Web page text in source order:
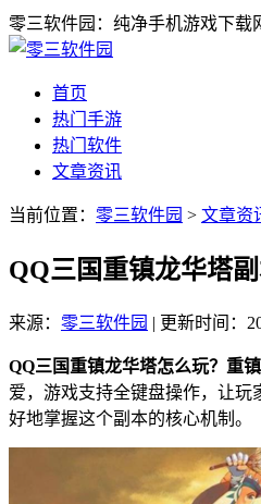
零三软件园：纯净手机游戏下载
首页
热门手游
热门软件
文章资讯
当前位置： 零三软件园 > 文章资
QQ三国重镇龙华塔
来源： 零三软件园 | 更新时间：
QQ三国重镇龙华塔怎么玩？重
爱，游戏支持全键盘操作，让玩
好地掌握这个副本的核心机制。